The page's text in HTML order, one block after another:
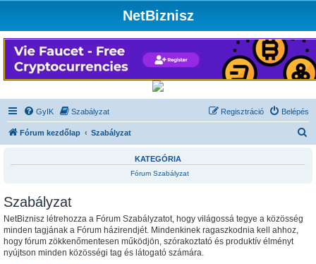
NetBiznisz
GyIK Szabályzat Belépés
Regisztráció
Fórum kezdőlap Szabályzat
KATEGÓRIA
Fórum Szabályzat
Szabályzat
NetBiznisz létrehozza a Fórum Szabályzatot, hogy világossá tegye a közösség
minden tagjának a Fórum házirendjét. Mindenkinek ragaszkodnia kell ahhoz,
hogy fórum zökkenőmentesen működjön, szórakoztató és produktív élményt
nyújtson minden közösségi tag és látogató számára.